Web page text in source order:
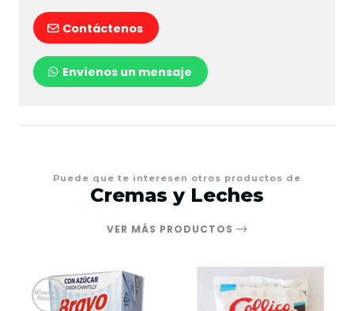
Contáctenos
Envíenos un mensaje
Puede que te interesen otros productos de
Cremas y Leches
VER MÁS PRODUCTOS